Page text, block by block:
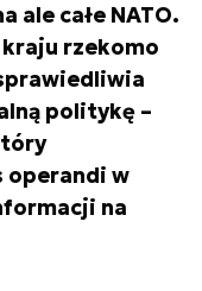
ale całe NATO.
rzekomo
politykę –
operandi w
na